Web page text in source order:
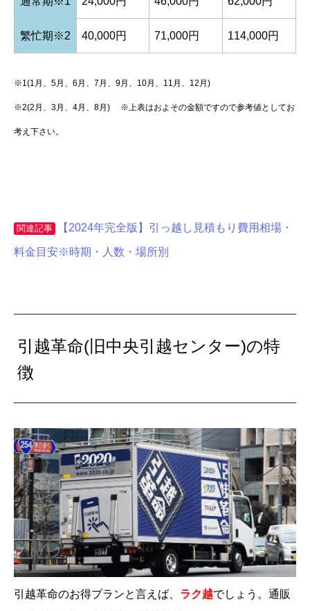
引越し革命→6万
？？？？？？？？？？？？？？？？
February 12, 2020
も近場で十分予定入るからほかの業者もあまり
取りたがらないと思いますって言われてイラッ
とした。
値段も自信ありますってかなり言ってたけどこ
こが1番高かったわい。二度と見積もり頼まん#
引越し革命
繁忙期※2 40,000円 71,000円 114,000円
※1(1月、5月、6月、7月、9月、10月、11月、12月)
※2(2月、3月、4月、8月) ※上表はおよその金額ですので参考値としてお
考え下さい。
関連記事 【2024年完全版】引っ越し見積もり費用相場・
料金目安※時期・人数・場所別
引越革命(旧中央引越センター)の特
徴
引越革命のお得プランと言えば、 ラク越でしょう。通販